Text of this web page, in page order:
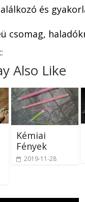
és
csomag,
Also Like
Kémiai
Fények
2019-11-28